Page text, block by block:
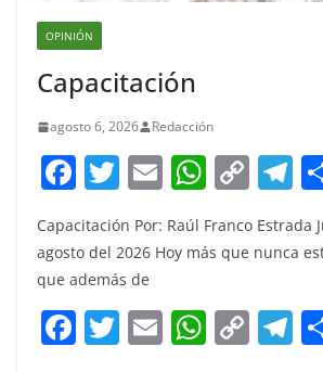
OPINIÓN
Capacitación
agosto 6, 2026 Redacción
F
a
c
e
b
o
T
itt
er
E
m
ai
W
at
A
p
C
p
Li
n
T
el
e
a
Capacitación Por: Raúl Franco Estrada
agosto del 2026 Hoy más que nunca
que además de
F T E W C T